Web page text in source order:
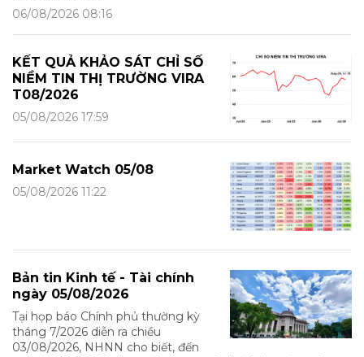
06/08/2026 08:16
KẾT QUẢ KHẢO SÁT CHỈ SỐ
NIỀM TIN THỊ TRƯỜNG VIRA
T08/2026
05/08/2026 17:59
Market Watch 05/08
05/08/2026 11:22
Bản tin Kinh tế - Tài chính
ngày 05/08/2026
Tại họp báo Chính phủ thường kỳ
tháng 7/2026 diễn ra chiều
03/08/2026, NHNN cho biết, đến